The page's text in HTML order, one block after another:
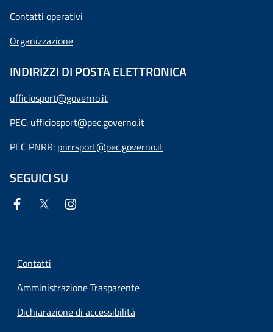
Contatti operativi
Organizzazione
INDIRIZZI DI POSTA ELETTRONICA
ufficiosport@governo.it
PEC: ufficiosport@pec.governo.it
PEC PNRR: pnrrsport@pec.governo.it
SEGUICI SU
Contatti
Amministrazione Trasparente
Dichiarazione di accessibilità